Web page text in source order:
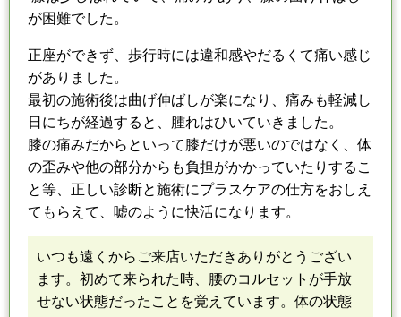
が困難でした。
正座ができず、歩行時には違和感やだる くて痛い感じ
がありました。
最初の施術後は曲げ伸ばしが楽になり、痛みも軽減し
日にちが経過すると、腫れはひいていきました 。
膝の痛みだからといって膝だけが悪いのではなく、 体
の歪みや他の部分からも負担がかかっていたりするこ
と等、正しい診断と施術にプラスケアの仕方をおしえ
てもらえて、嘘のように快活になります。
いつも遠くからご来店いただきありがとうござい
ます。 初めて来られた時、腰のコルセットが手放
せない状態だった こと を覚えています。 体の状態